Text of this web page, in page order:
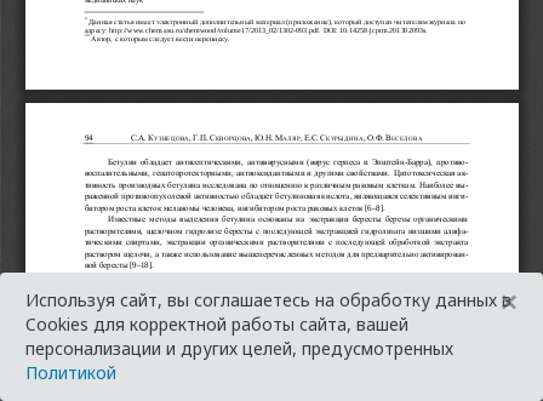
Используя сайт, вы соглашаетесь на обработку данных в
Cookies для корректной работы сайта, вашей
персонализации и других целей, предусмотренных
Политикой
×